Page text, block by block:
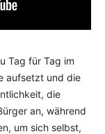
Tag für Tag im
aufsetzt und die
die
an, während
um sich selbst,